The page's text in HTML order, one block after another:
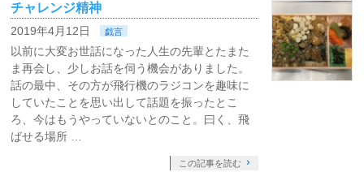
チャレンジ精神
2019年4月12日 戯言
以前に大変お世話になった人生の先輩とたまた
ま再会し、少しお話を伺う機会がありました。
話の最中、その方が飛行機のラジコンを趣味に
していたことを思い出して話題を振ったとこ
ろ、今はもうやっていないとのこと。曰く、飛
ばせる場所 …
この記事を読む